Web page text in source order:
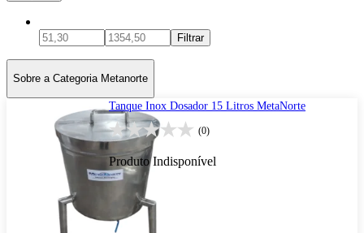
Filtrar
Sobre a Categoria Metanorte
Tanque Inox Dosador 15 Litros MetaNorte
(0)
Produto Indisponível